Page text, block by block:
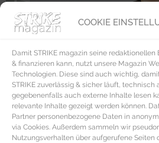
COOKIE
Damit STRIKE magazin seine
& finanzieren kann, nutzt unsere Magazin
Technologien. Diese sind auch wichtig,
STRIKE zuverlässig & sicher läuft, technisch
gegebenenfalls auch externe Inhalte lesen
relevante Inhalte gezeigt werden können.
Partner personenbezogene Daten in
via Cookies. Außerdem sammeln wir
Nutzungsverhalten über aufgerufene Seiten